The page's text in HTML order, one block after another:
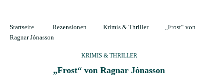
Startseite Rezensionen Krimis & Thriller
„Frost“ von
Ragnar Jónasson
KRIMIS & THRILLER
„Frost“ von Ragnar Jónasson